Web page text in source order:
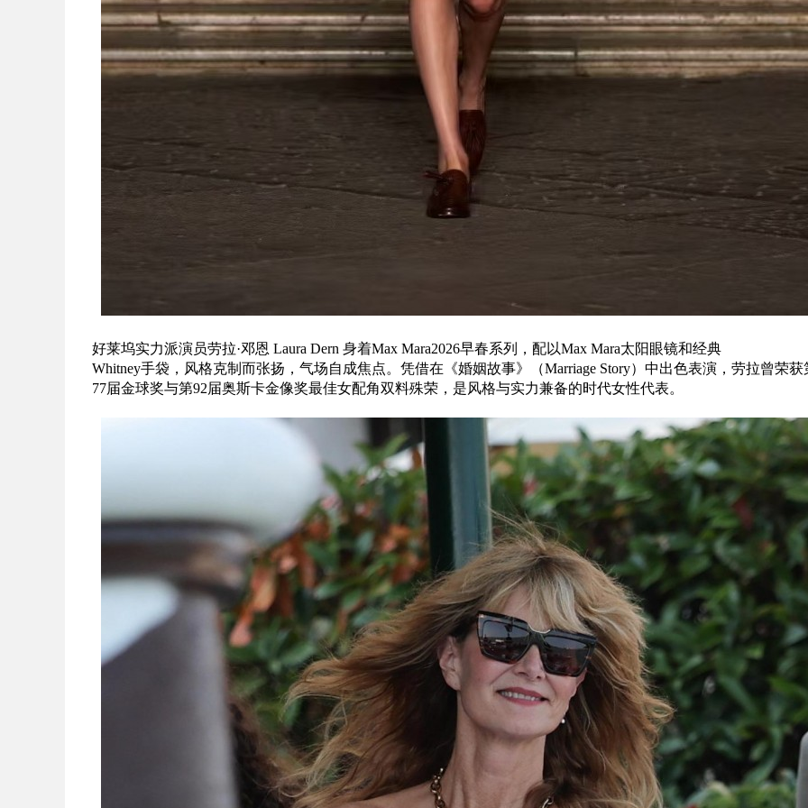
好莱坞实力派演员劳拉·邓恩 Laura Dern 身着Max Mara2026早春系列，配以Max Mara太阳眼镜和经典
Whitney手袋，风格克制而张扬，气场自成焦点。凭借在《婚姻故事》（Marriage Story）中出色表演，劳拉曾荣获
77届金球奖与第92届奥斯卡金像奖最佳女配角双料殊荣，是风格与实力兼备的时代女性代表。